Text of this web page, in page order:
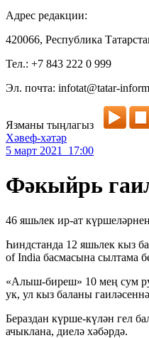
Адрес редакции:
420066, Республика
Тел.: +7 843 222 0 999
Эл. почта: infotat@tatar-
Язманы тыңлагыз
Хәвеф-хәтәр
5 март 2021 17:00
Фәкыйрь
46 яшьлек ир-ат
Һиндстанда 12 яшьлек кыз
of India басмасына сылтама
«Алыш-биреш» 10 мең сум
ук, ул кыз баланы
Бераздан күрше-күлән гел
ачыклана, диелә хәбәрдә.